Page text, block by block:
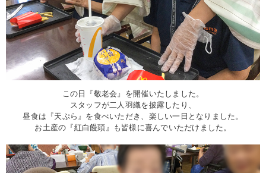
この日『敬老会』を開催いたしました。
スタッフが二人羽織を披露したり、
昼食は『天ぷら』を食べいただき、楽しい一日となりました。
お土産の『紅白饅頭』も皆様に喜んでいただけました。